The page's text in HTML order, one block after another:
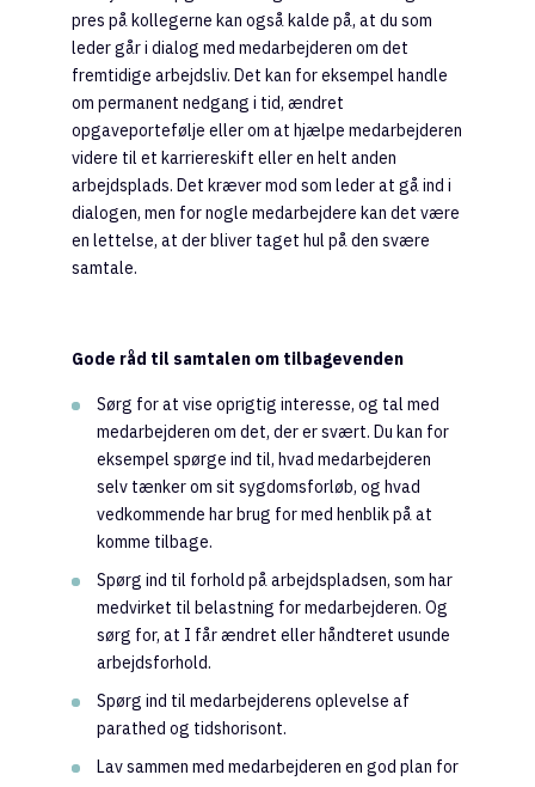
pres på kollegerne kan også kalde på, at du som
leder går i dialog med medarbejderen om det
fremtidige arbejdsliv. Det kan for eksempel handle
om permanent nedgang i tid, ændret
opgaveportefølje eller om at hjælpe medarbejderen
videre til et karriereskift eller en helt anden
arbejdsplads. Det kræver mod som leder at gå ind i
dialogen, men for nogle medarbejdere kan det være
en lettelse, at der bliver taget hul på den svære
samtale.
Gode råd til samtalen om tilbagevenden
Sørg for at vise oprigtig interesse, og tal med
medarbejderen om det, der er svært. Du kan for
eksempel spørge ind til, hvad medarbejderen
selv tænker om sit sygdomsforløb, og hvad
vedkommende har brug for med henblik på at
komme tilbage.
Spørg ind til forhold på arbejdspladsen, som har
medvirket til belastning for medarbejderen. Og
sørg for, at I får ændret eller håndteret usunde
arbejdsforhold.
Spørg ind til medarbejderens oplevelse af
parathed og tidshorisont.
Lav sammen med medarbejderen en god plan for